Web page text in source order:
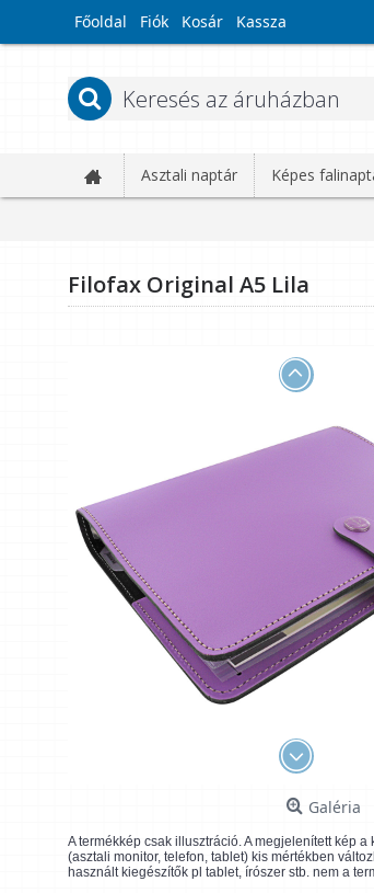
Főoldal Fiók Kosár Kassza
Asztali naptár Képes
Filofax Original A5 Lila
Galéria
A termékkép csak illusztráció. A megjelenített kép
(asztali monitor, telefon, tablet) kis mértékben
használt kiegészítők pl tablet, írószer stb. nem a